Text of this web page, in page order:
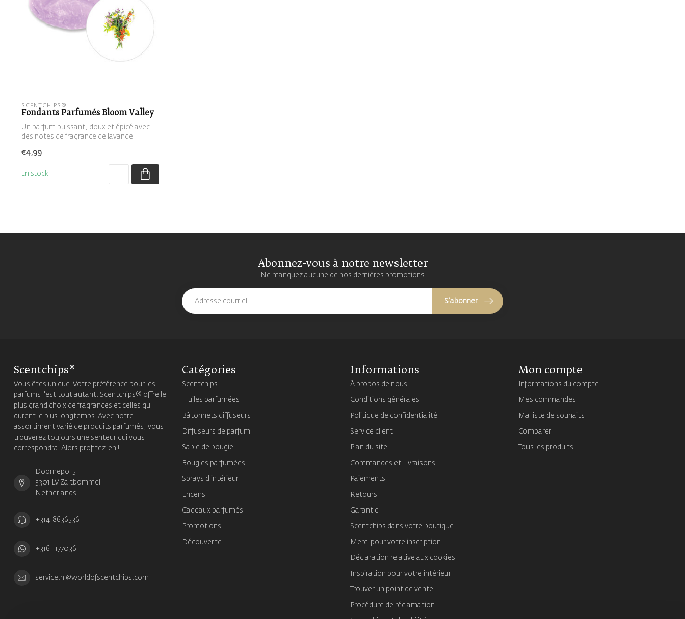
SCENTCHIPS®
Fondants Parfumés Bloom Valley
Un parfum puissant, doux et épicé avec
des notes de fragrance de lavande
€4,99
En stock
Abonnez-vous à notre newsletter
Ne manquez aucune de nos dernières promotions
S'abonner
Scentchips®
Vous êtes unique. Votre préférence pour les
parfums l'est tout autant. Scentchips® offre le
plus grand choix de fragrances et celles qui
durent le plus longtemps. Avec notre
assortiment varié de produits parfumés, vous
trouverez toujours une senteur qui vous
correspondra. Alors profitez-en !
Doornepol 5
5301 LV Zaltbommel
Netherlands
+31418636536
+31611177036
service.nl@worldofscentchips.com
Catégories
Scentchips
Huiles parfumées
Bâtonnets diffuseurs
Diffuseurs de parfum
Sable de bougie
Bougies parfumées
Sprays d'intérieur
Encens
Cadeaux parfumés
Promotions
Découverte
Informations
À propos de nous
Conditions générales
Politique de confidentialité
Service client
Plan du site
Commandes et Livraisons
Paiements
Retours
Garantie
Scentchips dans votre boutique
Merci pour votre inscription
Déclaration relative aux cookies
Inspiration pour votre intérieur
Trouver un point de vente
Procédure de réclamation
Mon compte
Informations du compte
Mes commandes
Ma liste de souhaits
Comparer
Tous les produits